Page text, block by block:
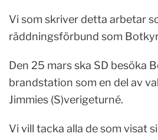
Vi som skriver detta arbetar
räddningsförbund som
Den 25 mars ska SD besöka
brandstation som en del av
Jimmies (S)verigeturné.
Vi vill tacka alla de som visat